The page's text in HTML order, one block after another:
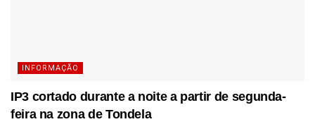
INFORMAÇÃO
IP3 cortado durante a noite a partir de segunda-
feira na zona de Tondela